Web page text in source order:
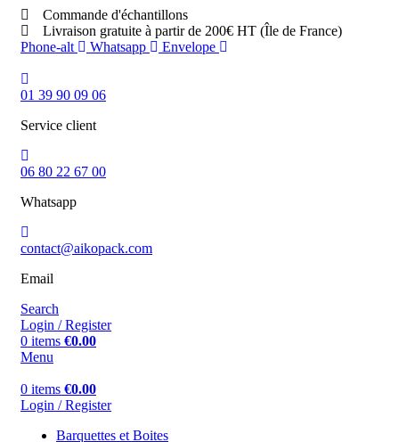
Commande d'échantillons
Livraison gratuite à partir de 200€ HT (Île de France)
Phone-alt
Whatsapp Envelope
01 39 90 09 06
Service client
06 80 22 67 00
Whatsapp
contact@aikopack.com
Email
Search
Login / Register
0 items €0.00
Menu
0 items €0.00
Login / Register
Barquettes et Boites